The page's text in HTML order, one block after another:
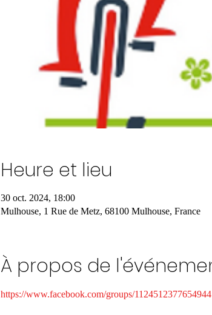
Heure et lieu
30 oct. 2024, 18:00
Mulhouse, 1 Rue de Metz, 68100 Mulhouse, France
À propos de
https://www.facebook.com/groups/1124512377654944